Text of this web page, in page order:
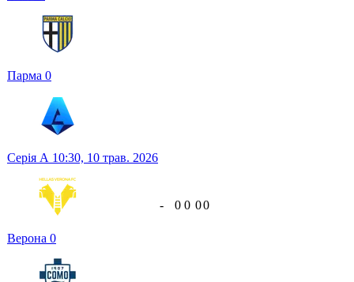
Парма 0
Серія А 10:30, 10 трав. 2026
Верона 0
- 0 0 00